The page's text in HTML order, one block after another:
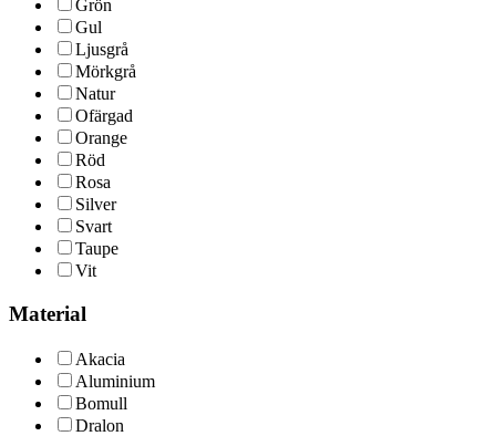
Grön
Gul
Ljusgrå
Mörkgrå
Natur
Ofärgad
Orange
Röd
Rosa
Silver
Svart
Taupe
Vit
Material
Akacia
Aluminium
Bomull
Dralon